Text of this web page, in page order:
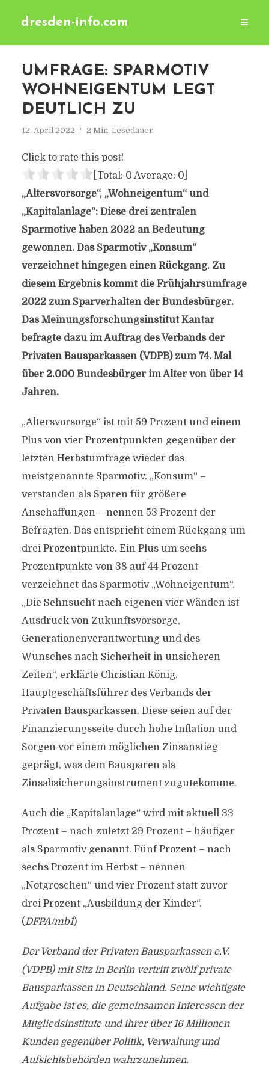
dresden-info.com
UMFRAGE: SPARMOTIV
WOHNEIGENTUM LEGT
DEUTLICH ZU
12. April 2022 2 Min. Lesedauer
Click to rate this post!
[Total: 0 Average: 0]
„Altersvorsorge“, „Wohneigentum“ und
„Kapitalanlage“: Diese drei zentralen
Sparmotive haben 2022 an Bedeutung
gewonnen. Das Sparmotiv „Konsum“
verzeichnet hingegen einen Rückgang. Zu
diesem Ergebnis kommt die Frühjahrsumfrage
2022 zum Sparverhalten der Bundesbürger.
Das Meinungsforschungsinstitut Kantar
befragte dazu im Auftrag des Verbands der
Privaten Bausparkassen (VDPB) zum 74. Mal
über 2.000 Bundesbürger im Alter von über 14
Jahren.
„Altersvorsorge“ ist mit 59 Prozent und einem
Plus von vier Prozentpunkten gegenüber der
letzten Herbstumfrage wieder das
meistgenannte Sparmotiv. „Konsum“ –
verstanden als Sparen für größere
Anschaffungen – nennen 53 Prozent der
Befragten. Das entspricht einem Rückgang um
drei Prozentpunkte. Ein Plus um sechs
Prozentpunkte von 38 auf 44 Prozent
verzeichnet das Sparmotiv „Wohneigentum“.
„Die Sehnsucht nach eigenen vier Wänden ist
Ausdruck von Zukunftsvorsorge,
Generationenverantwortung und des
Wunsches nach Sicherheit in unsicheren
Zeiten“, erklärte Christian König,
Hauptgeschäftsführer des Verbands der
Privaten Bausparkassen. Diese seien auf der
Finanzierungsseite durch hohe Inflation und
Sorgen vor einem möglichen Zinsanstieg
geprägt, was dem Bausparen als
Zinsabsicherungsinstrument zugutekomme.
Auch die „Kapitalanlage“ wird mit aktuell 33
Prozent – nach zuletzt 29 Prozent – häufiger
als Sparmotiv genannt. Fünf Prozent – nach
sechs Prozent im Herbst – nennen
„Notgroschen“ und vier Prozent statt zuvor
drei Prozent „Ausbildung der Kinder“.
(DFPA/mb1)
Der Verband der Privaten Bausparkassen e.V.
(VDPB) mit Sitz in Berlin vertritt zwölf private
Bausparkassen in Deutschland. Seine wichtigste
Aufgabe ist es, die gemeinsamen Interessen der
Mitgliedsinstitute und ihrer über 16 Millionen
Kunden gegenüber Politik, Verwaltung und
Aufsichtsbehörden wahrzunehmen.